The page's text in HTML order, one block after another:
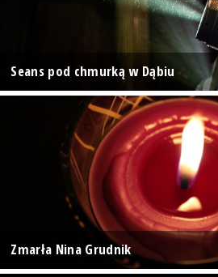
Seans pod chmurką w Dąbiu
Zmarła Nina Grudnik